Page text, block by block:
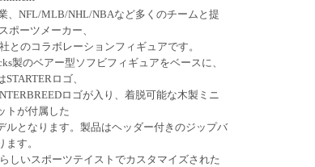
、NFL/MLB/NHL/NBAなど多くのチームと提
ポーツメーカー、
とのコラボレーションフィギュアです。
製のベアー型ソフビフィギュアをベースに、
ロゴ、
ロゴが入り、着脱可能な木製ミニ
トが付属した
ルとなります。製品はヘッダー付きのジップバ
ます。
しいスポーツテイストでカスタマイズされた